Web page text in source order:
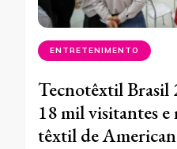
ENTRETENIMENTO
Tecnotêxtil Brasil
18 mil visitantes
têxtil de